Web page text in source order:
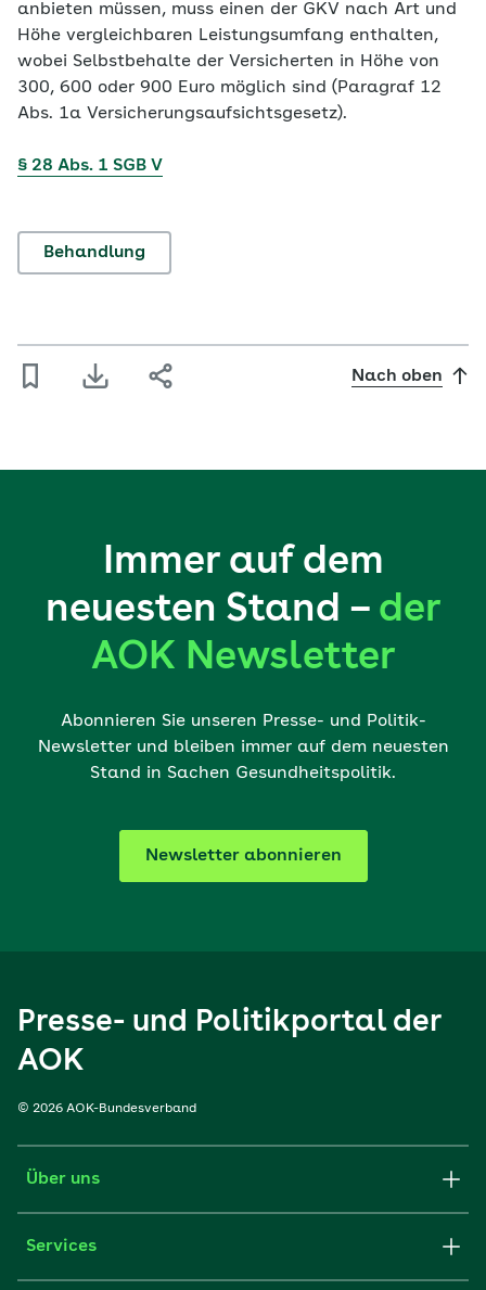
anbieten müssen, muss einen der GKV nach Art und
Höhe vergleichbaren Leistungsumfang enthalten,
wobei Selbstbehalte der Versicherten in Höhe von
300, 600 oder 900 Euro möglich sind (Paragraf 12
Abs. 1a Versicherungsaufsichtsgesetz).
§ 28 Abs. 1 SGB V
Behandlung
Nach oben
Immer auf dem
neuesten Stand – der
AOK Newsletter
Abonnieren Sie unseren Presse- und Politik-
Newsletter und bleiben immer auf dem neuesten
Stand in Sachen Gesundheitspolitik.
Newsletter abonnieren
Presse- und Politikportal der
AOK
© 2026 AOK-Bundesverband
Über uns
Services